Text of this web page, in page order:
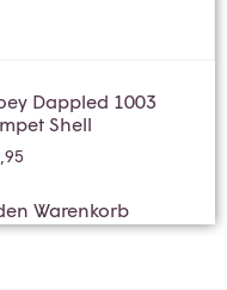
Dappled 1003
Shell
Warenkorb